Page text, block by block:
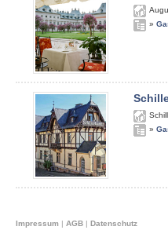
»
»
Impressum | AGB | Datenschutz